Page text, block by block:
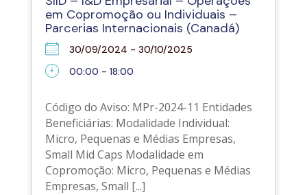
em Copromoção ou Individuais –
Parcerias Internacionais (Canadá)
30/09/2024 - 30/10/2025
00:00 - 18:00
Código do Aviso: MPr-2024-11 Entidades
Beneficiárias: Modalidade Individual:
Micro, Pequenas e Médias Empresas,
Small Mid Caps Modalidade em
Copromoção: Micro, Pequenas e Médias
Empresas, Small [...]